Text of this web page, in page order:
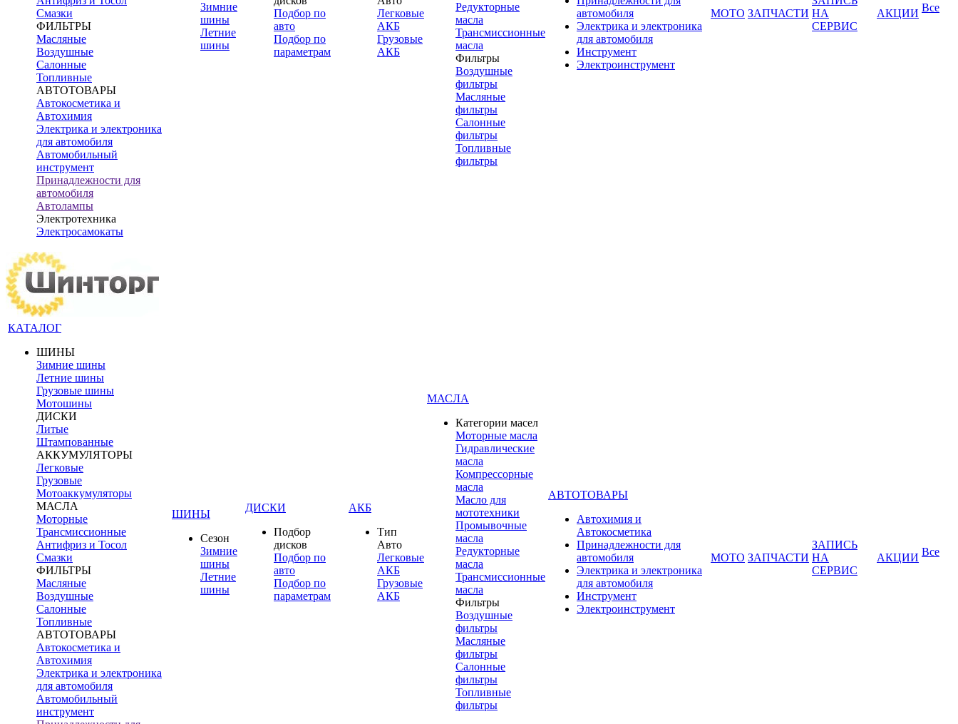
Смазки
ФИЛЬТРЫ
Масляные
Воздушные
Салонные
Топливные
АВТОТОВАРЫ
Автокосметика и
Автохимия
Электрика и электроника
для автомобиля
Автомобильный
инструмент
Принадлежности для
автомобиля
Автолампы
Электротехника
Электросамокаты
Зимние
шины
Летние
шины
Подбор по
авто
Подбор по
параметрам
Легковые
АКБ
Грузовые
АКБ
Редукторные
масла
Трансмиссионные
масла
Фильтры
Воздушные
фильтры
Масляные
фильтры
Салонные
фильтры
Топливные
фильтры
автомобиля
Электрика и электроника
для автомобиля
Инструмент
Электроинструмент
МОТО ЗАПЧАСТИ НА
СЕРВИС
АКЦИИ Все
КАТАЛОГ
ШИНЫ
Зимние шины
Летние шины
Грузовые шины
Мотошины
ДИСКИ
Литые
Штампованные
АККУМУЛЯТОРЫ
Легковые
Грузовые
Мотоаккумуляторы
МАСЛА
Моторные
Трансмиссионные
Антифриз и Тосол
Смазки
ФИЛЬТРЫ
Масляные
Воздушные
Салонные
Топливные
АВТОТОВАРЫ
Автокосметика и
Автохимия
Электрика и электроника
для автомобиля
Автомобильный
инструмент
ШИНЫ
Сезон
Зимние
шины
Летние
шины
ДИСКИ
Подбор
дисков
Подбор по
авто
Подбор по
параметрам
АКБ
Тип
Авто
Легковые
АКБ
Грузовые
АКБ
МАСЛА
Категории масел
Моторные масла
Гидравлические
масла
Компрессорные
масла
Масло для
мототехники
Промывочные
масла
Редукторные
масла
Трансмиссионные
масла
Фильтры
Воздушные
фильтры
Масляные
фильтры
Салонные
фильтры
Топливные
фильтры
АВТОТОВАРЫ
Автохимия и
Автокосметика
Принадлежности для
автомобиля
Электрика и электроника
для автомобиля
Инструмент
Электроинструмент
МОТО ЗАПЧАСТИ
ЗАПИСЬ
НА
СЕРВИС
АКЦИИ Все